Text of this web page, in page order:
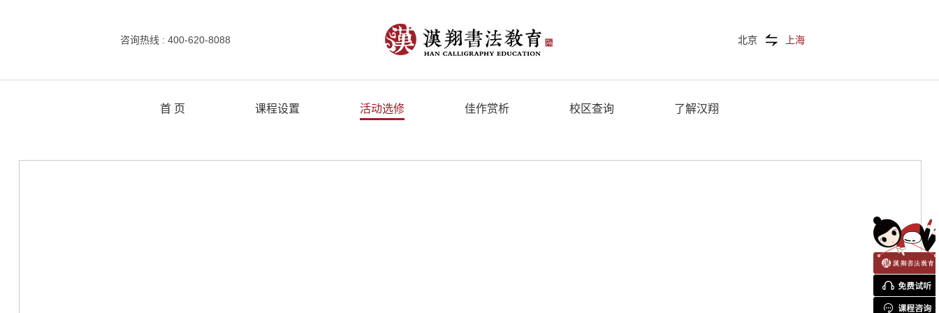
咨询热线 : 400-620-8088 北京 上海
首 页 课程设置 活动选修 佳作赏析 校区查询 了解汉翔